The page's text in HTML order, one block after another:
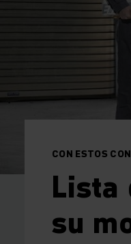
CON ESTOS
Lista
su